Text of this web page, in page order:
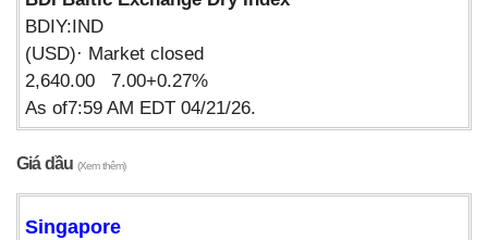
BDIY:IND
(USD)· Market closed
2,640.00 7.00+0.27%
As of7:59 AM EDT 04/21/26.
Giá dầu (Xem thêm)
Singapore